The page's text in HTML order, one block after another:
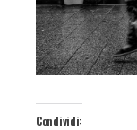
Condividi: